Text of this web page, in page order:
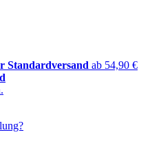
Standardversand ab 54,90 €